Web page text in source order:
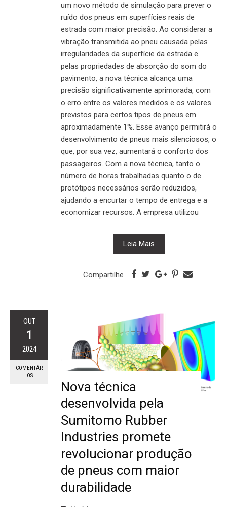
um novo método de simulação para prever o
ruído dos pneus em superfícies reais de
estrada com maior precisão. Ao considerar a
vibração transmitida ao pneu causada pelas
irregularidades da superfície da estrada e
pelas propriedades de absorção do som do
pavimento, a nova técnica alcança uma
precisão significativamente aprimorada, com
o erro entre os valores medidos e os valores
previstos para certos tipos de pneus em
aproximadamente 1%. Esse avanço permitirá o
desenvolvimento de pneus mais silenciosos, o
que, por sua vez, aumentará o conforto dos
passageiros. Com a nova técnica, tanto o
número de horas trabalhadas quanto o de
protótipos necessários serão reduzidos,
ajudando a encurtar o tempo de entrega e a
economizar recursos. A empresa utilizou
Leia Mais
Compartilhe
OUT
1
2024
COMENTÁR
IOS
Nova técnica
desenvolvida pela
Sumitomo Rubber
Industries promete
revolucionar produção
de pneus com maior
durabilidade